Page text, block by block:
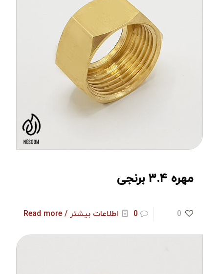
مهره ۳.۴ برنجی
0
0 اطلاعات بیشتر / Read more